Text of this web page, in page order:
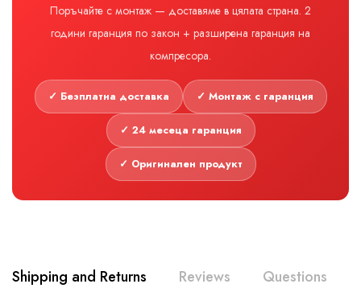
Поръчайте с монтаж — доставяме в цялата страна. 2
години гаранция по закон + разширена гаранция на
компресора.
✓ Безплатна доставка ✓ Монтаж с гаранция
✓ 24 месеца гаранция
✓ Оригинален продукт
Shipping and Returns Reviews Questions